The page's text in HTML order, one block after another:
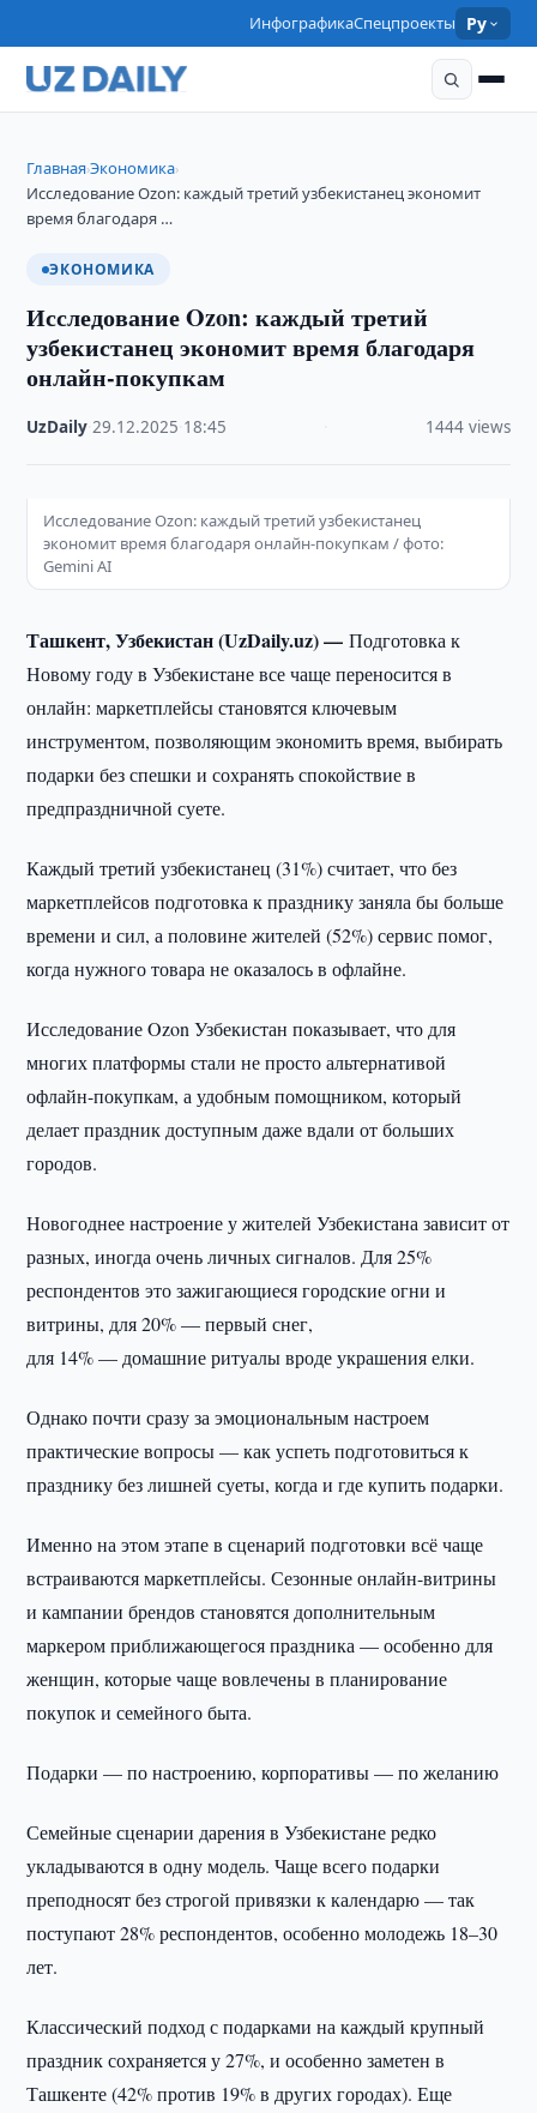
ИнфографикаСпецпроекты Ру
Главная›Экономика›
Исследование Ozon: каждый третий узбекистанец экономит
время благодаря …
ЭКОНОМИКА
Исследование Ozon: каждый третий
узбекистанец экономит время благодаря
онлайн-покупкам
UzDaily ·29.12.2025 18:45 1444 views
Исследование Ozon: каждый третий узбекистанец
экономит время благодаря онлайн-покупкам / фото:
Gemini AI
Ташкент, Узбекистан (UzDaily.uz) —Подготовка к
Новому году в Узбекистане все чаще переносится в
онлайн: маркетплейсы становятся ключевым
инструментом, позволяющим экономить время, выбирать
подарки без спешки и сохранять спокойствие в
предпраздничной суете.
Каждый третий узбекистанец (31%) считает, что без
маркетплейсов подготовка к празднику заняла бы больше
времени и сил, а половине жителей (52%) сервис помог,
когда нужного товара не оказалось в офлайне.
Исследование Ozon Узбекистан показывает, что для
многих платформы стали не просто альтернативой
офлайн-покупкам, а удобным помощником, который
делает праздник доступным даже вдали от больших
городов.
Новогоднее настроение у жителей Узбекистана зависит от
разных, иногда очень личных сигналов. Для 25%
респондентов это зажигающиеся городские огни и
витрины, для 20% — первый снег,
для 14% — домашние ритуалы вроде украшения елки.
Однако почти сразу за эмоциональным настроем
практические вопросы — как успеть подготовиться к
празднику без лишней суеты, когда и где купить подарки.
Именно на этом этапе в сценарий подготовки всё чаще
встраиваются маркетплейсы. Сезонные онлайн-витрины
и кампании брендов становятся дополнительным
маркером приближающегося праздника — особенно для
женщин, которые чаще вовлечены в планирование
покупок и семейного быта.
Подарки — по настроению, корпоративы — по желанию
Семейные сценарии дарения в Узбекистане редко
укладываются в одну модель. Чаще всего подарки
преподносят без строгой привязки к календарю — так
поступают 28% респондентов, особенно молодежь 18–30
лет.
Классический подход с подарками на каждый крупный
праздник сохраняется у 27%, и особенно заметен в
Ташкенте (42% против 19% в других городах). Еще